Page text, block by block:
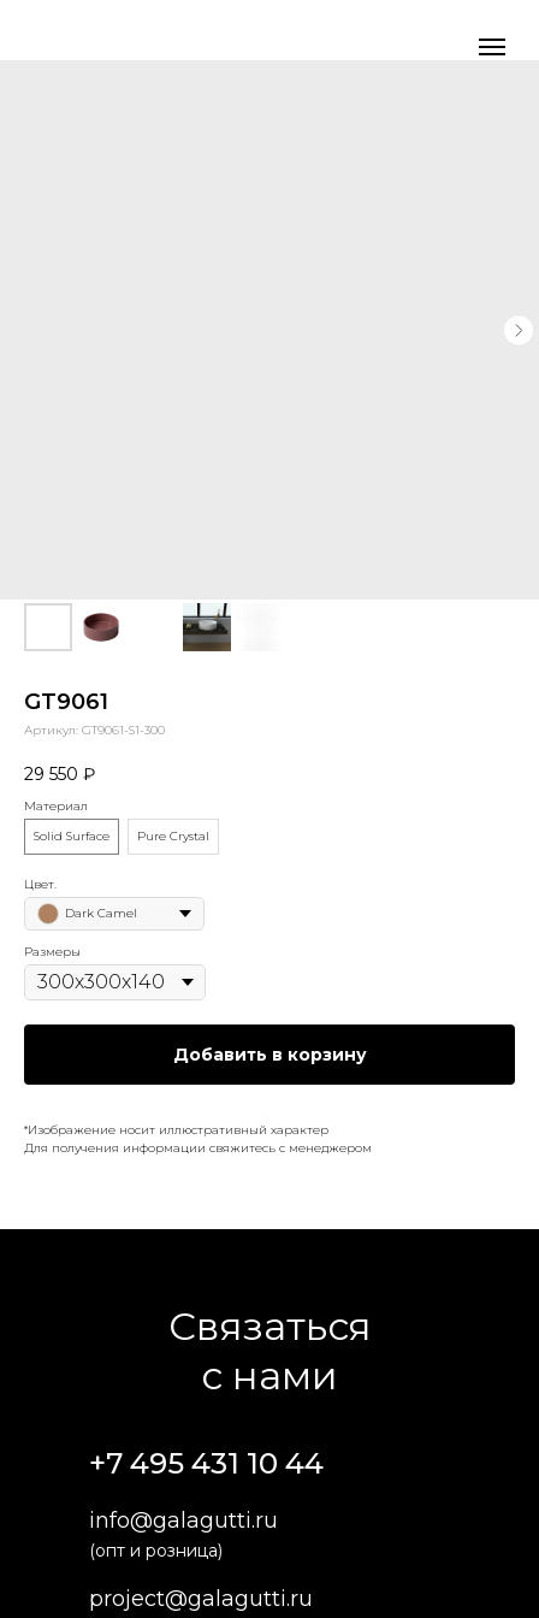
GT9061
Артикул: GT9061-S1-300
29 550 ₽
Материал
Solid Surface
Pure Crystal
Цвет.
Dark Camel
Размеры
Добавить в корзину
*Изображение носит иллюстративный характер
Для получения информации свяжитесь с менеджером
Связаться
с нами
project@galagutti.ru
(опт и розница)
info@galagutti.ru
+7 495 431 10 44